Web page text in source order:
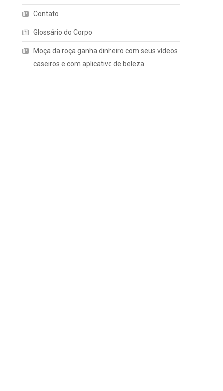
Contato
Glossário do Corpo
Moça da roça ganha dinheiro com seus vídeos
caseiros e com aplicativo de beleza